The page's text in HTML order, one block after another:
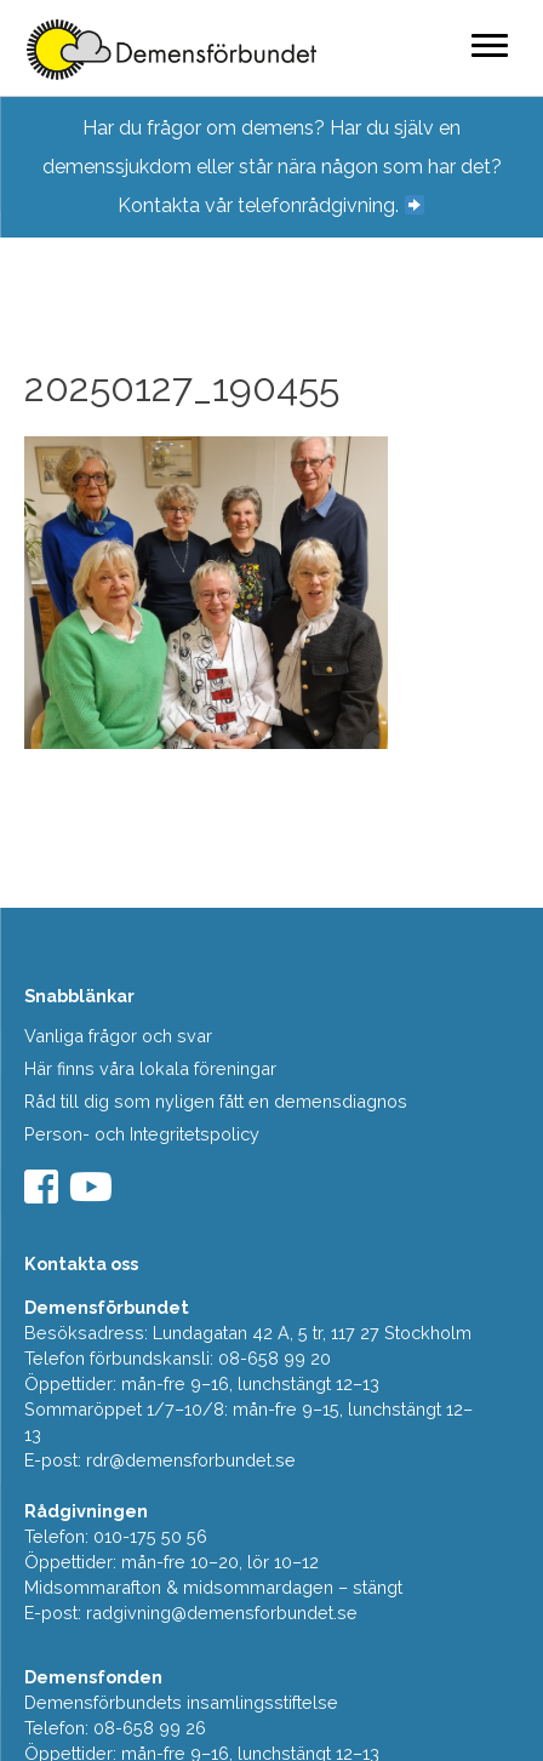
content
Har du frågor om demens? Har du själv en
demenssjukdom eller står nära någon som har det?
Kontakta vår telefonrådgivning.
20250127_190455
Snabblänkar
Vanliga frågor och svar
Här finns våra lokala föreningar
Råd till dig som nyligen fått en demensdiagnos
Person- och Integritetspolicy
Kontakta oss
Demensförbundet
Besöksadress: Lundagatan 42 A, 5 tr, 117 27 Stockholm
Telefon förbundskansli: 08-658 99 20
Öppettider: mån-fre 9–16, lunchstängt 12–13
Sommaröppet 1/7–10/8: mån-fre 9–15, lunchstängt 12–
13
E-post: rdr@demensforbundet.se
Rådgivningen
Telefon: 010-175 50 56
Öppettider: mån-fre 10–20, lör 10–12
Midsommarafton & midsommardagen – stängt
E-post: radgivning@demensforbundet.se
Demensfonden
Demensförbundets insamlingsstiftelse
Telefon: 08-658 99 26
Öppettider: mån-fre 9–16, lunchstängt 12–13